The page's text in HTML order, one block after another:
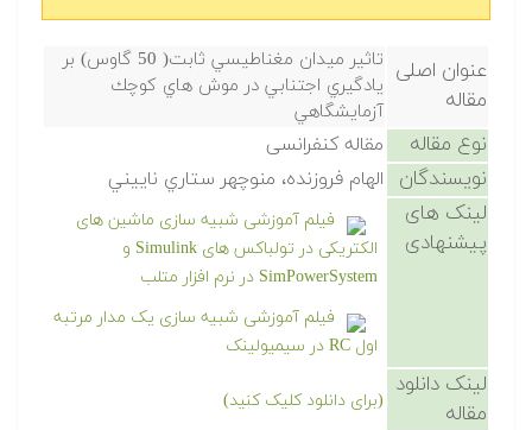
عنوان اصلی
مقاله
تاثير ميدان مغناطيسي ثابت( 50 گاوس) بر
يادگيري اجتنابي در موش هاي كوچك
آزمايشگاهي
نوع مقاله مقاله کنفرانسی
نویسندگان الهام فروزنده، منوچهر ستاري ناييني
لینک های
پیشنهادی
فیلم آموزشی شبیه سازی ماشین های
الکتریکی در تولباکس های Simulink و
SimPowerSystem در نرم افزار متلب
فیلم آموزشی شبیه سازی یک مدار مرتبه
اول RC در سیمیولینک
لینک دانلود
مقاله
(برای دانلود کلیک کنید)